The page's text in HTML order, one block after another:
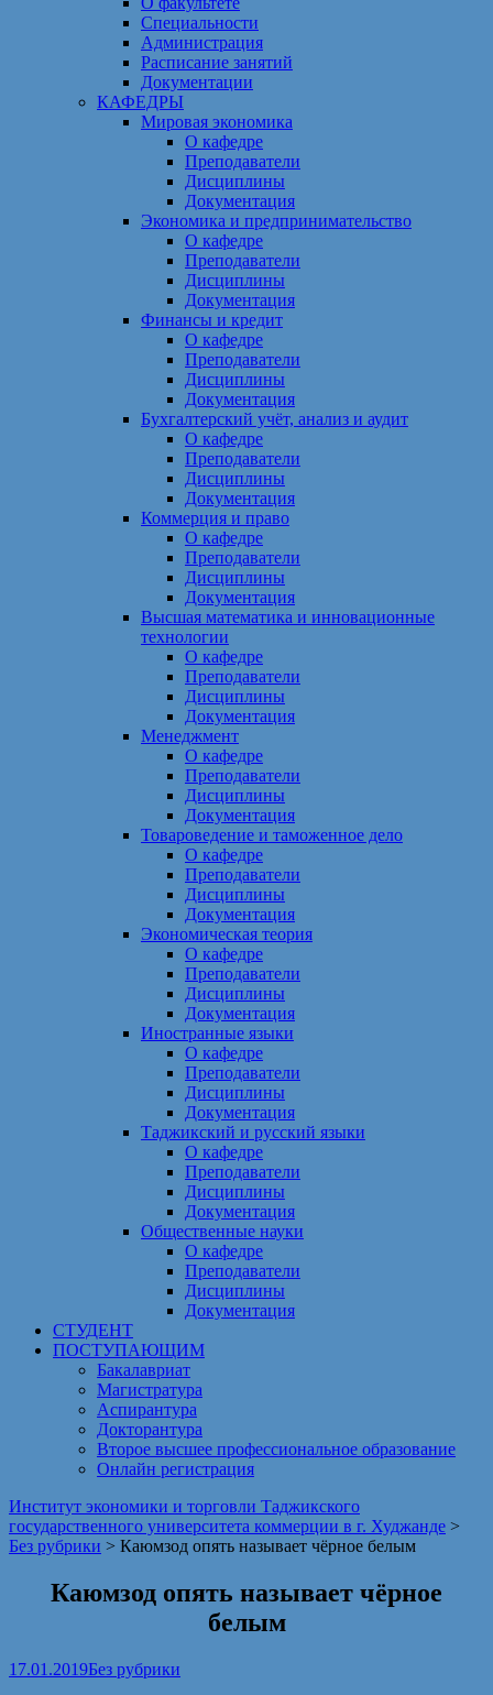
Специальности
Администрация
Расписание занятий
Документации
КАФЕДРЫ
Мировая экономика
О кафедре
Преподаватели
Дисциплины
Документация
Экономика и предпринимательство
О кафедре
Преподаватели
Дисциплины
Документация
Финансы и кредит
О кафедре
Преподаватели
Дисциплины
Документация
Бухгалтерский учёт, анализ и аудит
О кафедре
Преподаватели
Дисциплины
Документация
Коммерция и право
О кафедре
Преподаватели
Дисциплины
Документация
Высшая математика и инновационные
технологии
О кафедре
Преподаватели
Дисциплины
Документация
Менеджмент
О кафедре
Преподаватели
Дисциплины
Документация
Товароведение и таможенное дело
О кафедре
Преподаватели
Дисциплины
Документация
Экономическая теория
О кафедре
Преподаватели
Дисциплины
Документация
Иностранные языки
О кафедре
Преподаватели
Дисциплины
Документация
Таджикский и русский языки
О кафедре
Преподаватели
Дисциплины
Документация
Общественные науки
О кафедре
Преподаватели
Дисциплины
Документация
СТУДЕНТ
ПОСТУПАЮЩИМ
Бакалавриат
Магистратура
Аспирантура
Докторантура
Второе высшее профессиональное образование
Онлайн регистрация
Институт экономики и торговли Таджикского
государственного университета коммерции в г. Худжанде >
Без рубрики > Каюмзод опять называет чёрное белым
Каюмзод опять называет чёрное
белым
17.01.2019Без рубрики